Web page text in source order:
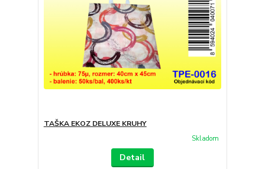
TAŠKA EKOZ DELUXE KRUHY
Skladom
Detail